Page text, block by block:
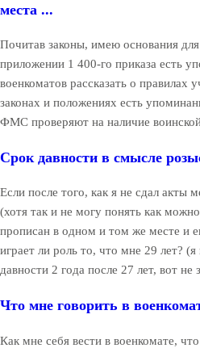
места ...
Почитав законы, имею основания
приложении 1 400-го приказа есть
военкоматов рассказать о правилах
законах и положениях есть
ФМС проверяют на наличие
Срок давности в смысле
Если после того, как я не сдал акты
(хотя так и не могу понять как
прописан в одном и том же месте и
играет ли роль то, что мне 29 лет?
давности 2 года после 27 лет, вот не
Что мне говорить в
Как мне себя вести в военкомате,